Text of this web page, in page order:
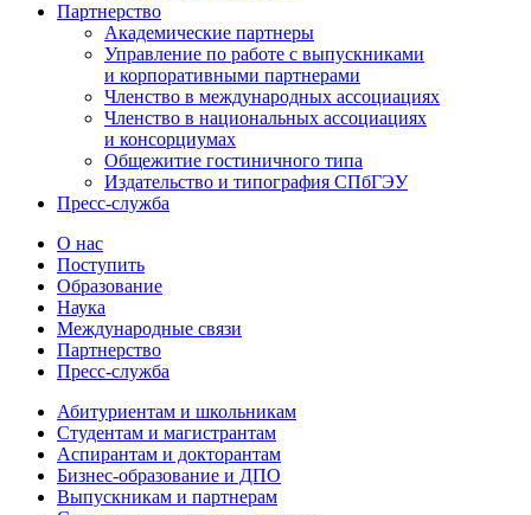
Партнерство
Академические партнеры
Управление по работе с выпускниками
и корпоративными партнерами
Членство в международных ассоциациях
Членство в национальных ассоциациях
и консорциумах
Общежитие гостиничного типа
Издательство и типография СПбГЭУ
Пресс-служба
О нас
Поступить
Образование
Наука
Международные связи
Партнерство
Пресс-служба
Абитуриентам и школьникам
Студентам и магистрантам
Аспирантам и докторантам
Бизнес-образование и ДПО
Выпускникам и партнерам